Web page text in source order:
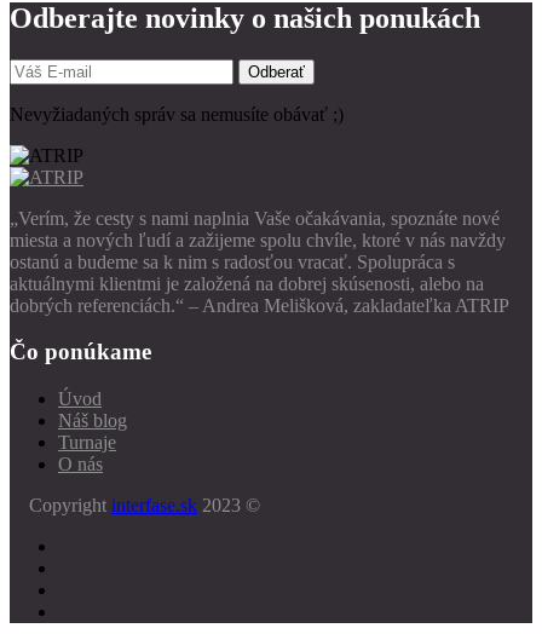
Odberajte novinky o našich ponukách
Odberať
Nevyžiadaných správ sa nemusíte obávať ;)
„Verím, že cesty s nami naplnia Vaše očakávania, spoznáte nové
miesta a nových ľudí a zažijeme spolu chvíle, ktoré v nás navždy
ostanú a budeme sa k nim s radosťou vracať. Spolupráca s
aktuálnymi klientmi je založená na dobrej skúsenosti, alebo na
dobrých referenciách.“ – Andrea Melišková, zakladateľka ATRIP
Čo ponúkame
Úvod
Náš blog
Turnaje
O nás
Copyright interfase.sk 2023 ©